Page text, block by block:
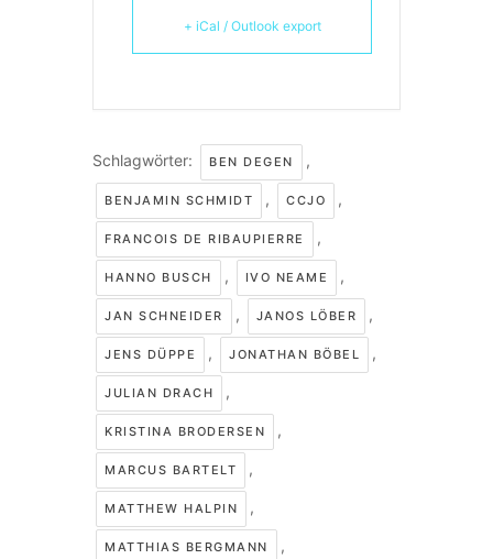
+ iCal / Outlook export
Schlagwörter: BEN DEGEN ,
BENJAMIN SCHMIDT , CCJO ,
FRANCOIS DE RIBAUPIERRE ,
HANNO BUSCH , IVO NEAME ,
JAN SCHNEIDER , JANOS LÖBER ,
JENS DÜPPE , JONATHAN BÖBEL ,
JULIAN DRACH ,
KRISTINA BRODERSEN ,
MARCUS BARTELT ,
MATTHEW HALPIN ,
MATTHIAS BERGMANN ,